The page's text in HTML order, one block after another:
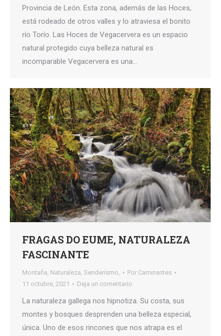
Provincia de León. Esta zona, además de las Hoces,
está rodeado de otros valles y lo atraviesa el bonito
río Torío. Las Hoces de Vegacervera es un espacio
natural protegido cuya belleza natural es
incomparable Vegacervera es una…
FRAGAS DO EUME, NATURALEZA
FASCINANTE
Montaña, Naturaleza, Senderismo, Por Caminantes
11 octubre, 2021
Deja un comentario
La naturaleza gallega nos hipnotiza. Su costa, sus
montes y bosques desprenden una belleza especial,
única. Uno de esos rincones que nos atrapa es el